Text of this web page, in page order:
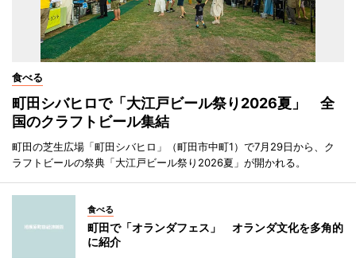
食べる
町田シバヒロで「大江戸ビール祭り2026夏」 全
国のクラフトビール集結
町田の芝生広場「町田シバヒロ」（町田市中町1）で7月29日から、ク
ラフトビールの祭典「大江戸ビール祭り2026夏」が開かれる。
食べる
町田で「オランダフェス」 オランダ文化を多角的
に紹介